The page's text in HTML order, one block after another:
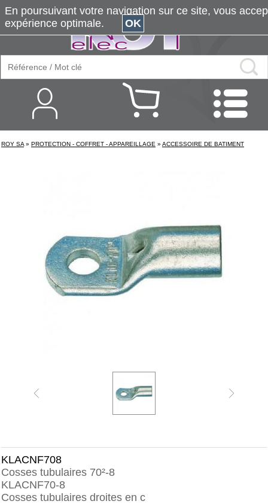
ROY SA » PROTECTION - COFFRET - APPAREILLAGE » ACCESSOIRE DE BATIMENT
KLACNF708
Cosses tubulaires 70²-8
KLACNF70-8
Cosses tubulaires droites en c
En poursuivant votre navigation sur ce site, vous
expérience optimale.
OK